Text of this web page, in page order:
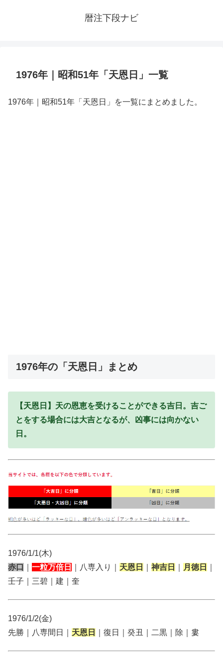
暦注下段ナビ
1976年｜昭和51年「天恩日」一覧
1976年｜昭和51年「天恩日」を一覧にまとめました。
1976年の「天恩日」まとめ
【天恩日】天の恩恵を受けることができる吉日。吉ご
とをする場合には大吉となるが、凶事には向かない
日。
1976/1/1(木)
赤口
一粒万倍日 ｜八専入り｜ 天恩日 神吉日 月徳日
壬子｜三碧｜建｜奎
1976/1/2(金)
先勝｜八専間日｜ 天恩日 ｜復日｜癸丑｜二黒｜除｜婁